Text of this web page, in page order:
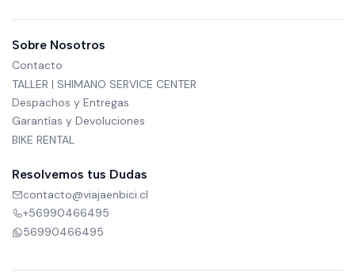
Sobre Nosotros
Contacto
TALLER | SHIMANO SERVICE CENTER
Despachos y Entregas
Garantías y Devoluciones
BIKE RENTAL
Resolvemos tus Dudas
contacto@viajaenbici.cl
+56990466495
56990466495